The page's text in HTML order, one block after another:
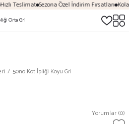
Teslimat Sezona Özel İndirim Fırsatları
50no Kot İpliği Koyu Gri
Yorumlar (0)